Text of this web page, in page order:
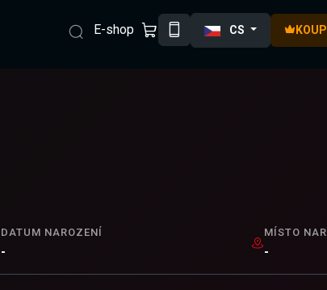
E-shop CS
DATUM NAROZENÍ
-
MÍSTO
-